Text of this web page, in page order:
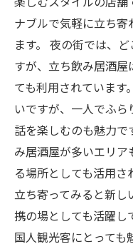
ナブルで気軽に立ち
ます。 夜の街では、
すが、立ち飲み居酒
ても利用されています
いですが、一人でふ
話を楽しむのも魅力で
み居酒屋が多いエリ
る場所としても活用さ
立ち寄ってみると新し
携の場としても活躍し
国人観光客にとっても